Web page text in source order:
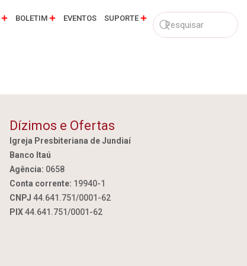
BOLETIM EVENTOS SUPORTE
Dízimos e Ofertas
Igreja Presbiteriana de Jundiaí
Banco Itaú
Agência: 0658
Conta corrente: 19940-1
CNPJ 44.641.751/0001-62
PIX44.641.751/0001-62